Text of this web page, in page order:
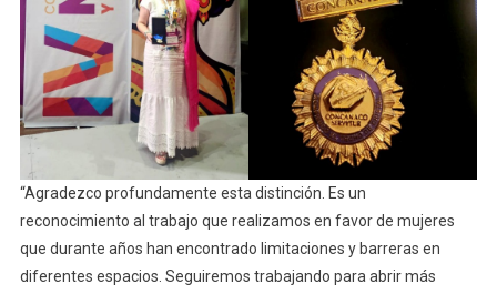
“Agradezco profundamente esta distinción. Es un
reconocimiento al trabajo que realizamos en favor de mujeres
que durante años han encontrado limitaciones y barreras en
diferentes espacios. Seguiremos trabajando para abrir más